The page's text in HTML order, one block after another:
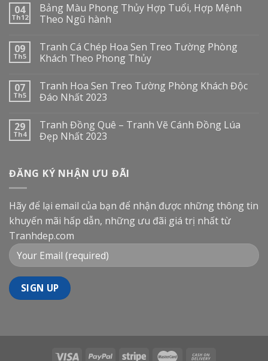
04
Th12
Bảng Màu Phong Thủy Hợp Tuổi, Hợp Mệnh
Theo Ngũ hành
09
Th5
Tranh Cá Chép Hoa Sen Treo Tường Phòng
Khách Theo Phong Thủy
07
Th5
Tranh Hoa Sen Treo Tường Phòng Khách Độc
Đáo Nhất 2023
29
Th4
Tranh Đồng Quê – Tranh Vẽ Cánh Đồng Lúa
Đẹp Nhất 2023
ĐĂNG KÝ NHẬN ƯU ĐÃI
Hãy để lại email của bạn để nhận được những thông tin
khuyến mãi hấp dẫn, những ưu đãi giá trị nhất từ
Tranhdep.com